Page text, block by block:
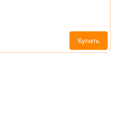
Купить